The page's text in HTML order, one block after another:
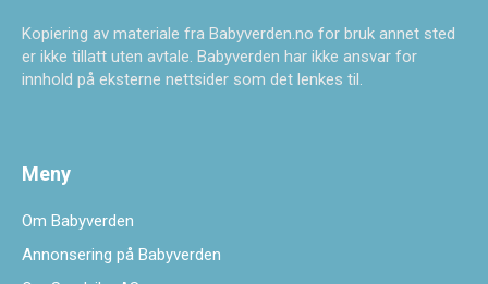
Kopiering av materiale fra Babyverden.no for bruk annet sted
er ikke tillatt uten avtale. Babyverden har ikke ansvar for
innhold på eksterne nettsider som det lenkes til.
Meny
Om Babyverden
Annonsering på Babyverden